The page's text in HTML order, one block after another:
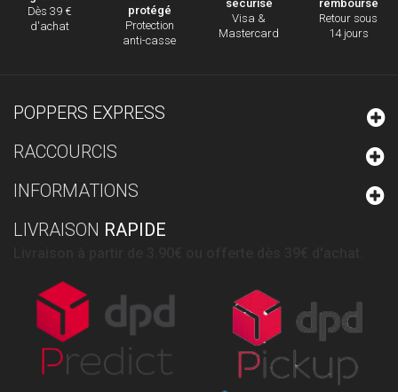
Dès 39 €
d'achat
protégé
Protection
anti-casse
sécurisé
Visa &
Mastercard
remboursé
Retour sous
14 jours
POPPERS EXPRESS
RACCOURCIS
INFORMATIONS
LIVRAISON RAPIDE